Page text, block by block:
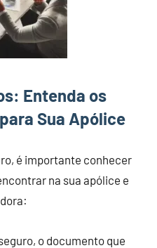
Entenda os
Sua Apólice
é importante conhecer
na sua apólice e
o documento que